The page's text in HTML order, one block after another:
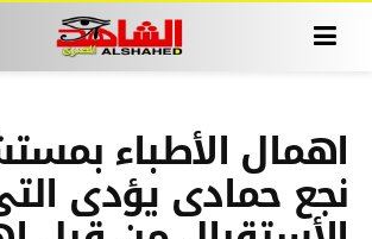
اهمال الأطباء
نجع حمادى يؤدى